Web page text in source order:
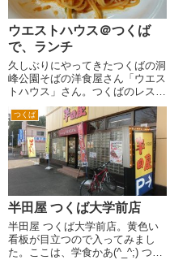
ウエストハウス＠つくば
で、ランチ
久しぶりにやってきたつくばの洞
峰公園そばの洋食屋さん「ウエス
トハウス」さん。つくばのレスト
ランでは、かなり古い方じゃない
でしょうか。1982年創業らしい
です。 ランチタイムもそろそろ
終わりかなという時間である午後
2時過ぎに到着したのですが、...
つくば
半田屋 つくば大学前店
半田屋 つくば大学前店。黄色い
看板が目立つので入ってみまし
た。ここは、学食かあ(^_^;) つく